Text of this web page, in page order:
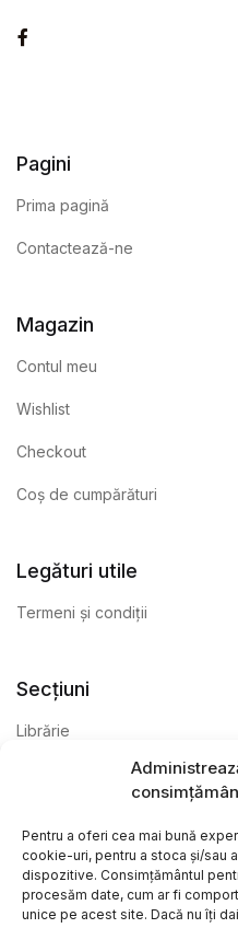
Pentru a oferi cea mai bună
cookie-uri, pentru a stoca și/sau
dispozitive. Consimțământul
procesăm date, cum ar fi
unice pe acest site. Dacă nu îți
Pagini
Prima pagină
Contactează-ne
Magazin
Contul meu
Wishlist
Checkout
Coș de cumpărături
Legături utile
Termeni și condiții
Secțiuni
Librărie